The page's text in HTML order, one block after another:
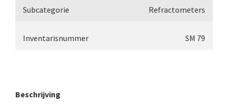
Zeiss, statief IX (ca. 1890)
Subcategorie Refractometers
Inventarisnummer SM 79
Beschrijving